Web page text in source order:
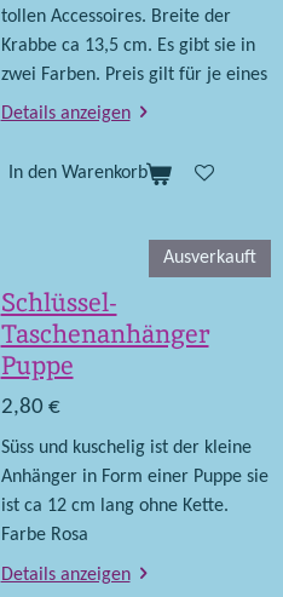
tollen Accessoires. Breite der
Krabbe ca 13,5 cm. Es gibt sie in
zwei Farben. Preis gilt für je eines
Details anzeigen
In den Warenkorb
Ausverkauft
Schlüssel-
Taschenanhänger
Puppe
2,80 €
Süss und kuschelig ist der kleine
Anhänger in Form einer Puppe sie
ist ca 12 cm lang ohne Kette.
Farbe Rosa
Details anzeigen